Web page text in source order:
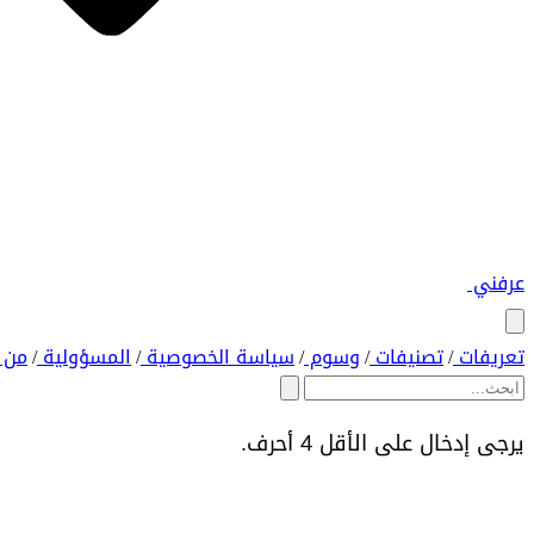
عرفني
تعريفات/ تصنيفات/ وسوم/ سياسة الخصوصية/ المسؤولية/
يرجى إدخال على الأقل 4 أحرف.